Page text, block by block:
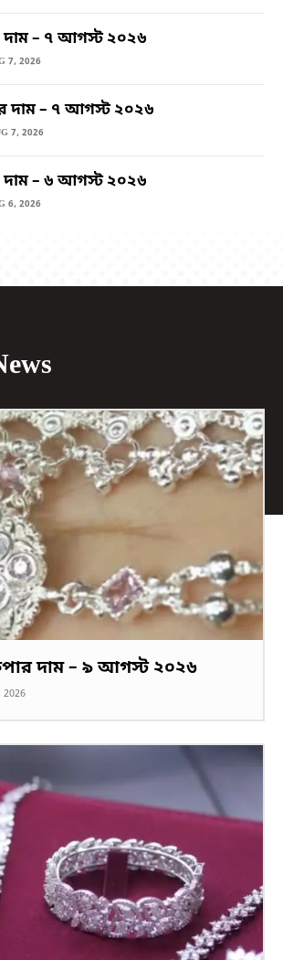
– ৭ আগস্ট ২০২৬
7, 2026
– ৭ আগস্ট ২০২৬
7, 2026
– ৬ আগস্ট ২০২৬
6, 2026
দাম – ৯ আগস্ট ২০২৬
2026